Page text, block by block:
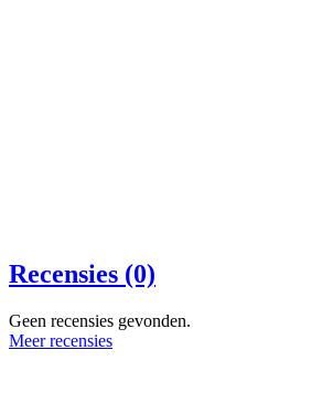
Recensies (0)
Geen recensies gevonden.
Meer recensies